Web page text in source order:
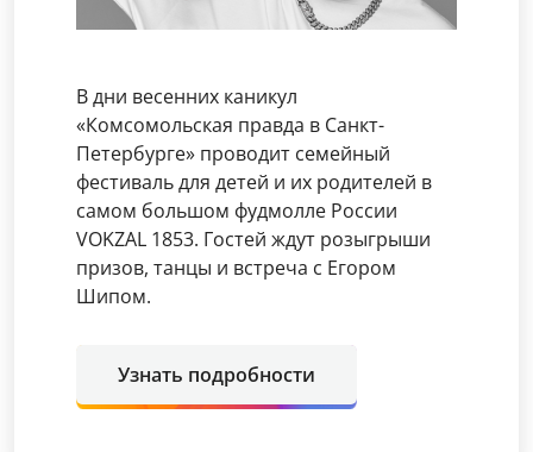
В дни весенних каникул
«Комсомольская правда в Санкт-
Петербурге» проводит семейный
фестиваль для детей и их родителей в
самом большом фудмолле России
VOKZAL 1853. Гостей ждут розыгрыши
призов, танцы и встреча с Егором
Шипом.
Узнать подробности